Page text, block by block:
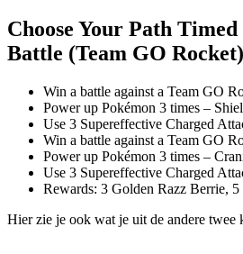
Choose Your Path Timed
Battle (Team GO Rocket)
Win a battle against a Team GO
Power up Pokémon 3 times –
Use 3 Supereffective Charged
Win a battle against a Team GO
Power up Pokémon 3 times –
Use 3 Supereffective Charged
Rewards: 3 Golden Razz Berrie, 5
Hier zie je ook wat je uit de andere twee